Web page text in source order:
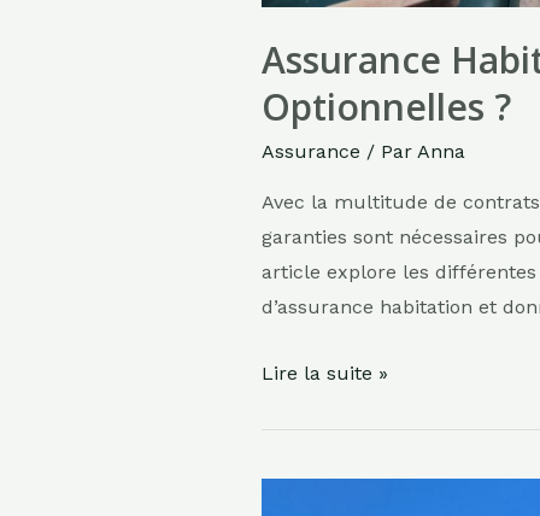
Assurance
Optionnelles ?
Assurance / Par Anna
Avec la multitude de
garanties sont nécessaires
article explore les
d’assurance habitation et
Assurance
Quels
Lire la suite »